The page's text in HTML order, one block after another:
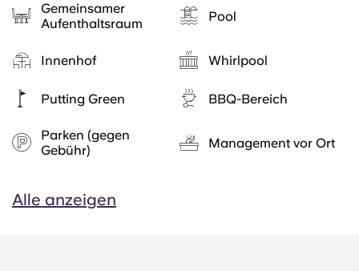
Gemeinsamer
Aufenthaltsraum
Pool
Innenhof Whirlpool
Putting Green BBQ-Bereich
Parken (gegen
Gebühr)
Management vor Ort
Alle anzeigen